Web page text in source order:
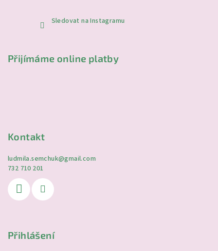
Sledovat na Instagramu
Přijímáme online platby
Kontakt
ludmila.semchuk@gmail.com
732 710 201
Přihlášení